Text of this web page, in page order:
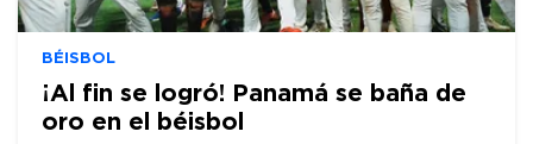
BÉISBOL
¡Al fin se logró! Panamá se baña de
oro en el béisbol